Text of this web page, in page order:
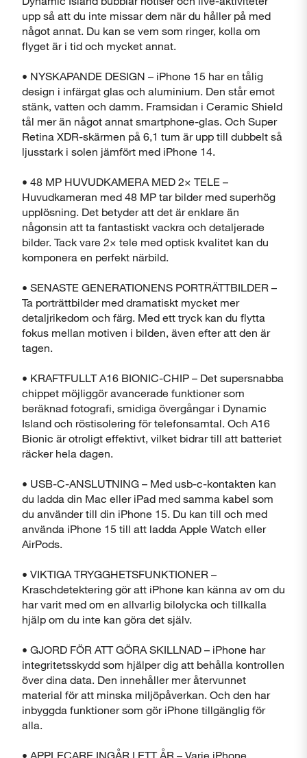
upp så att du inte missar dem när du håller på med
något annat. Du kan se vem som ringer, kolla om
flyget är i tid och mycket annat.
• NYSKAPANDE DESIGN – iPhone 15 har en tålig
design i infärgat glas och aluminium. Den står emot
stänk, vatten och damm. Framsidan i Ceramic Shield
tål mer än något annat smartphone-glas. Och Super
Retina XDR-skärmen på 6,1 tum är upp till dubbelt så
ljusstark i solen jämfört med iPhone 14.
• 48 MP HUVUDKAMERA MED 2× TELE –
Huvudkameran med 48 MP tar bilder med superhög
upplösning. Det betyder att det är enklare än
någonsin att ta fantastiskt vackra och detaljerade
bilder. Tack vare 2× tele med optisk kvalitet kan du
komponera en perfekt närbild.
• SENASTE GENERATIONENS PORTRÄTTBILDER –
Ta porträttbilder med dramatiskt mycket mer
detaljrikedom och färg. Med ett tryck kan du flytta
fokus mellan motiven i bilden, även efter att den är
tagen.
• KRAFTFULLT A16 BIONIC-CHIP – Det supersnabba
chippet möjliggör avancerade funktioner som
beräknad fotografi, smidiga övergångar i Dynamic
Island och röstisolering för telefonsamtal. Och A16
Bionic är otroligt effektivt, vilket bidrar till att batteriet
räcker hela dagen.
• USB-C-ANSLUTNING – Med usb-c-kontakten kan
du ladda din Mac eller iPad med samma kabel som
du använder till din iPhone 15. Du kan till och med
använda iPhone 15 till att ladda Apple Watch eller
AirPods.
• VIKTIGA TRYGGHETSFUNKTIONER –
Kraschdetektering gör att iPhone kan känna av om du
har varit med om en allvarlig bilolycka och tillkalla
hjälp om du inte kan göra det själv.
• GJORD FÖR ATT GÖRA SKILLNAD – iPhone har
integritetsskydd som hjälper dig att behålla kontrollen
över dina data. Den innehåller mer återvunnet
material för att minska miljöpåverkan. Och den har
inbyggda funktioner som gör iPhone tillgänglig för
alla.
• APPLECARE INGÅR I ETT ÅR – Varje iPhone
Visa produktinformationsblad
Stäng
Stäng